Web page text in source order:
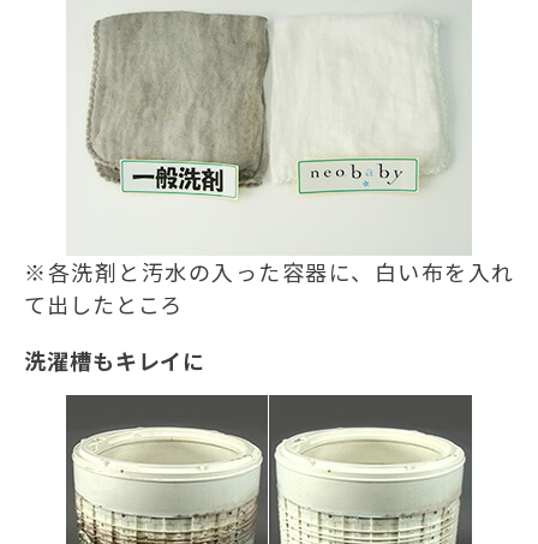
※各洗剤と汚水の入った容器に、白い布を入れ
て出したところ
洗濯槽もキレイに